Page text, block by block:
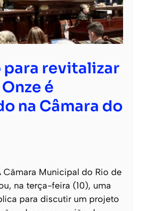
para revitalizar
é
na Câmara do
Municipal do Rio de
na terça-feira (10), uma
para discutir um projeto